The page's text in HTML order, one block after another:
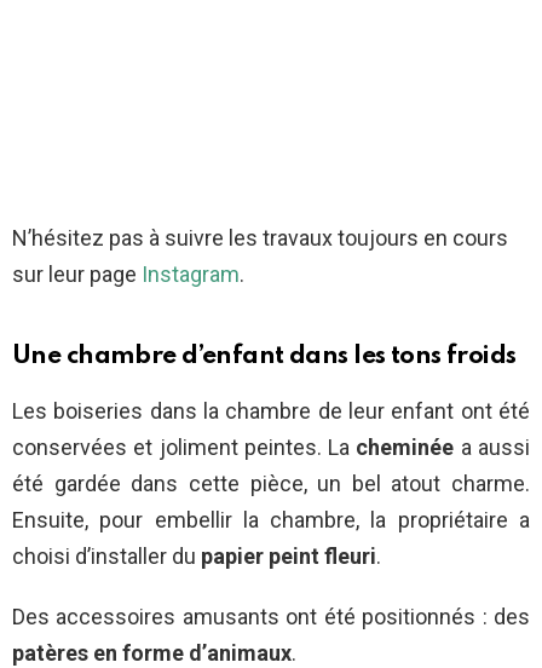
N’hésitez pas à suivre les travaux toujours en cours
sur leur page Instagram.
Une chambre d’enfant dans les tons froids
Les boiseries dans la chambre de leur enfant ont été
conservées et joliment peintes. La cheminée a aussi
été gardée dans cette pièce, un bel atout charme.
Ensuite, pour embellir la chambre, la propriétaire a
choisi d’installer du papier peint fleuri.
Des accessoires amusants ont été positionnés : des
patères en forme d’animaux.